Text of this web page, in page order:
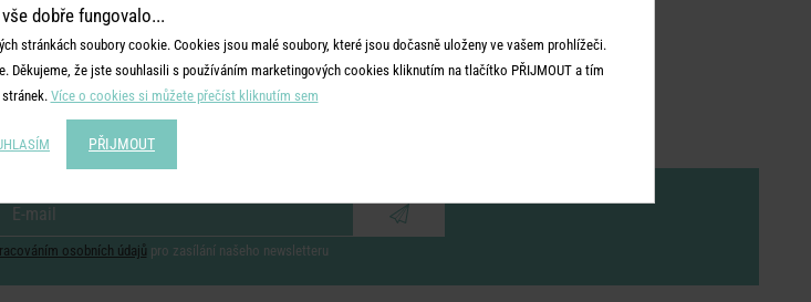
osobních údajů pro zasílání našeho newsletteru
dobře fungovalo...
stránkách soubory cookie. Cookies jsou malé soubory, které jsou dočasně uloženy ve vašem prohlížeči.
že jste souhlasili s používáním marketingových cookies kliknutím na tlačítko PŘIJMOUT a tím
Více o cookies si můžete přečíst kliknutím sem
PŘIJMOUT